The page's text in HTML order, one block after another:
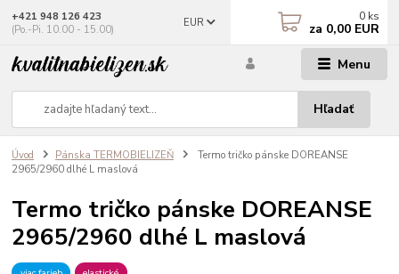
Menu
EUR
Hľadať
+421 948 126 423
(Po.-Pi. 10.00 - 15.00)
0 ks
za 0,00 EUR
Úvod Pánska TERMOBIELIZEŇ
Termo tričko pánske DOREANSE
2965/2960 dlhé L maslová
Termo tričko pánske DOREANSE
2965/2960 dlhé L maslová